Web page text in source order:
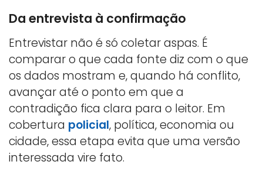
Da entrevista à confirmação
Entrevistar não é só coletar aspas. É
comparar o que cada fonte diz com o que
os dados mostram e, quando há conflito,
avançar até o ponto em que a
contradição fica clara para o leitor. Em
cobertura policial, política, economia ou
cidade, essa etapa evita que uma versão
interessada vire fato.